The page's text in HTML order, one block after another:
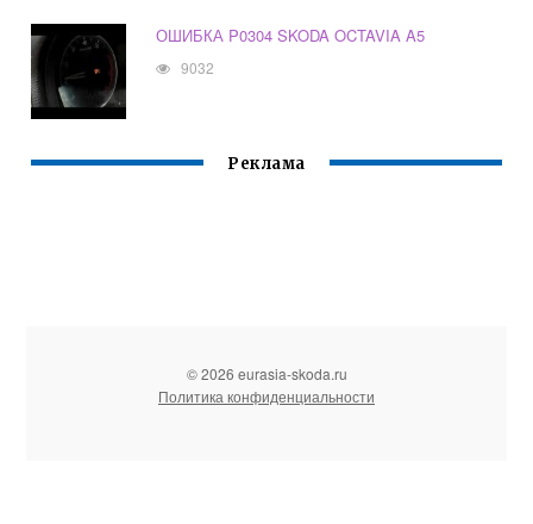
ОШИБКА P0304 SKODA OCTAVIA A5
9032
Реклама
© 2026 eurasia-skoda.ru
Политика конфиденциальности